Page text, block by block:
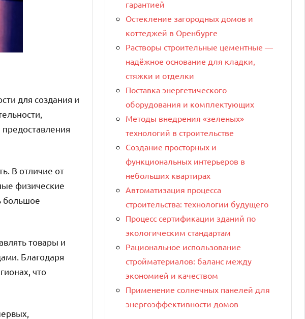
для создания и
В отличие от
физические
большое
товары и
Благодаря
что
гарантией
Остекление загородных домов и
коттеджей в Оренбурге
Растворы строительные цементные —
надёжное основание для кладки,
стяжки и отделки
Поставка энергетического
оборудования и комплектующих
Методы внедрения «зеленых»
технологий в строительстве
Создание просторных и
функциональных интерьеров в
небольших квартирах
Автоматизация процесса
строительства: технологии будущего
Процесс сертификации зданий по
экологическим стандартам
Рациональное использование
стройматериалов: баланс между
экономией и качеством
Применение солнечных панелей для
энергоэффективности домов